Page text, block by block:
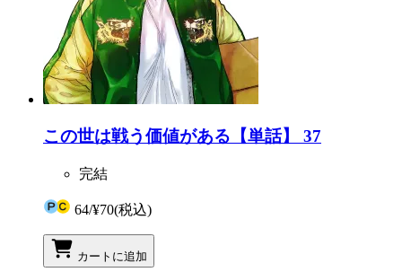
この世は戦う価値がある【単話】 37
完結
64/¥70(税込)
カートに追加